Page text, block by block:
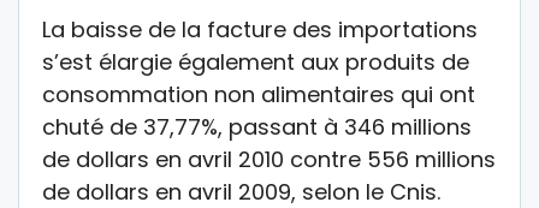
La baisse de la facture des importations
s’est élargie également aux produits de
consommation non alimentaires qui ont
chuté de 37,77%, passant à 346 millions
de dollars en avril 2010 contre 556 millions
de dollars en avril 2009, selon le Cnis.